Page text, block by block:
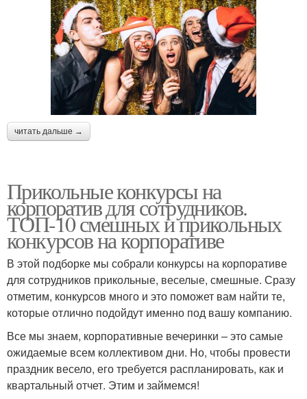
читать дальше →
Прикольные конкурсы на
корпоратив для сотрудников.
ТОП-10 смешных и прикольных
конкурсов на корпоративе
В этой подборке мы собрали конкурсы на корпоративе
для сотрудников прикольные, веселые, смешные. Сразу
отметим, конкурсов много и это поможет вам найти те,
которые отлично подойдут именно под вашу компанию.
Все мы знаем, корпоративные вечеринки – это самые
ожидаемые всем коллективом дни. Но, чтобы провести
праздник весело, его требуется распланировать, как и
квартальный отчет. Этим и займемся!